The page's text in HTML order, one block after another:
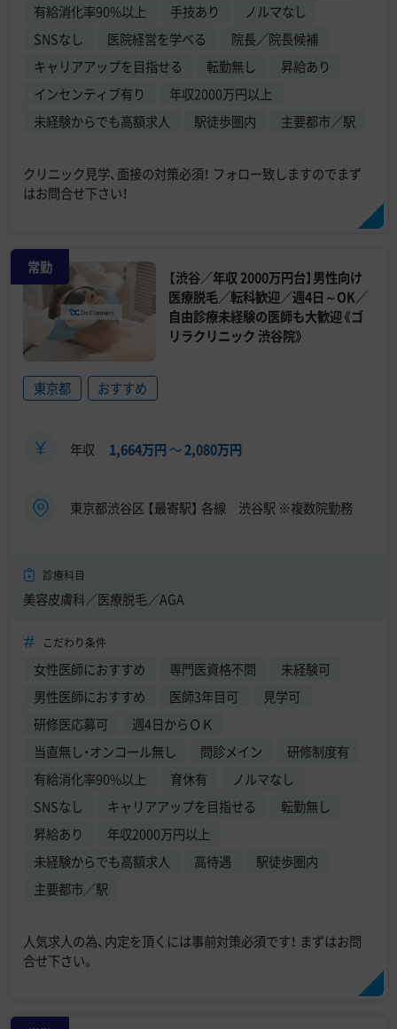
有給消化率90%以上
手技あり
ノルマなし
SNSなし
医院経営を学べる
院長／院長候補
キャリアアップを目指せる
転勤無し
昇給あり
インセンティブ有り
年収2000万円以上
未経験からでも高額求人
駅徒歩圏内 主要都市／駅
クリニック見学、面接の対策必須！ フォロー致しますのでまず
はお問合せ下さい！
常勤
【渋谷／年収 2000万円台】男性向け
医療脱毛／転科歓迎／週4日～OK／
自由診療未経験の医師も大歓迎《ゴ
リラクリニック 渋谷院》
東京都 おすすめ
年収 1,664万円 〜2,080万円
東京都渋谷区 【最寄駅】 各線 渋谷駅 ※複数院勤務
診療科目
美容皮膚科／医療脱毛／AGA
こだわり条件
女性医師におすすめ 専門医資格不問
未経験可
男性医師におすすめ
医師3年目可
見学可
研修医応募可
週4日からＯＫ
当直無し・オンコール無し
問診メイン
研修制度有
有給消化率90%以上
育休有
ノルマなし
SNSなし
キャリアアップを目指せる
転勤無し
昇給あり
年収2000万円以上
未経験からでも高額求人
高待遇
駅徒歩圏内
主要都市／駅
人気求人の為、内定を頂くには事前対策必須です！ まずはお問
合せ下さい。